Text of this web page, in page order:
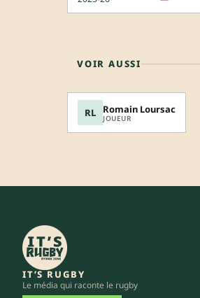
VOIR AUSSI
RL Romain Loursac
JOUEUR
IT’S RUGBY
Le média qui raconte le rugby